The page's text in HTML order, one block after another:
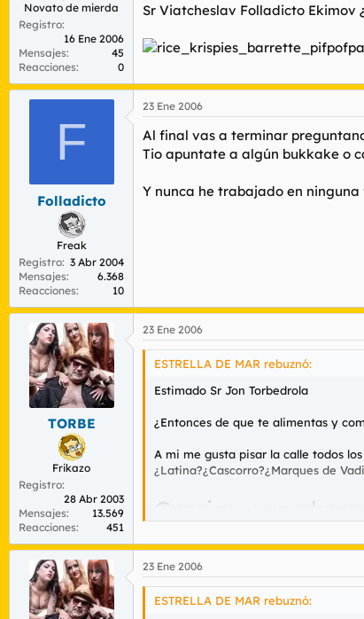
Novato de mierda
Registro
16 Ene 2006
Mensajes
45
Reacciones
0
Sr Viatcheslav Folladicto Ekimov
F
Folladicto
Freak
Registro 3 Abr 2004
Mensajes
6.368
Reacciones
10
23 Ene 2006
Al final vas a terminar
Tio apuntate a algún bukkake o
Y nunca he trabajado en
TORBE
Frikazo
Registro
28 Abr 2003
Mensajes
13.569
Reacciones
451
23 Ene 2006
ESTRELLA DE MAR rebuznó:
Estimado Sr Jon Torbedrola
¿Entonces de que te alimentas y
A mi me gusta pisar la calle todos
¿Latina?¿Cascorro?¿Marques de
Gracias y un
23 Ene 2006
ESTRELLA DE MAR rebuznó: